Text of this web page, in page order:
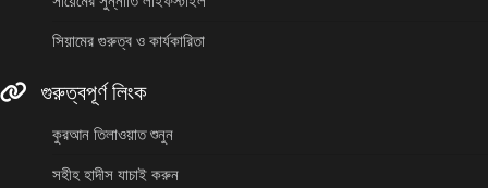
সিয়ামের গুরুত্ব ও কার্যকারিতা
গুরুত্বপূর্ণ লিংক
কুরআন তিলাওয়াত শুনুন
সহীহ হাদীস যাচাই করুন